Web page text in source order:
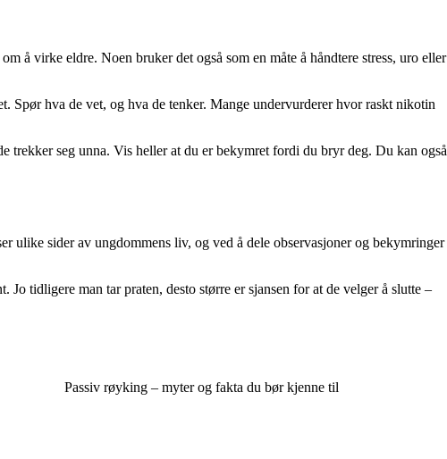
å virke eldre. Noen bruker det også som en måte å håndtere stress, uro eller
Spør hva de vet, og hva de tenker. Mange undervurderer hvor raskt nikotin
trekker seg unna. Vis heller at du er bekymret fordi du bryr deg. Du kan også
ulike sider av ungdommens liv, og ved å dele observasjoner og bekymringer
tidligere man tar praten, desto større er sjansen for at de velger å slutte –
Passiv røyking – myter og fakta du bør kjenne til